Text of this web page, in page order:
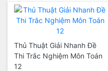
Thủ Thuật Giải Nhanh Đề
Thi Trắc Nghiệm Môn Toán
12